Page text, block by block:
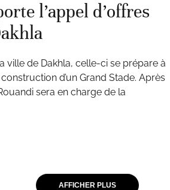
l’appel d’offres
ville de Dakhla, celle-ci se prépare à
d’un Grand Stade. Après
sera en charge de la
AFFICHER PLUS